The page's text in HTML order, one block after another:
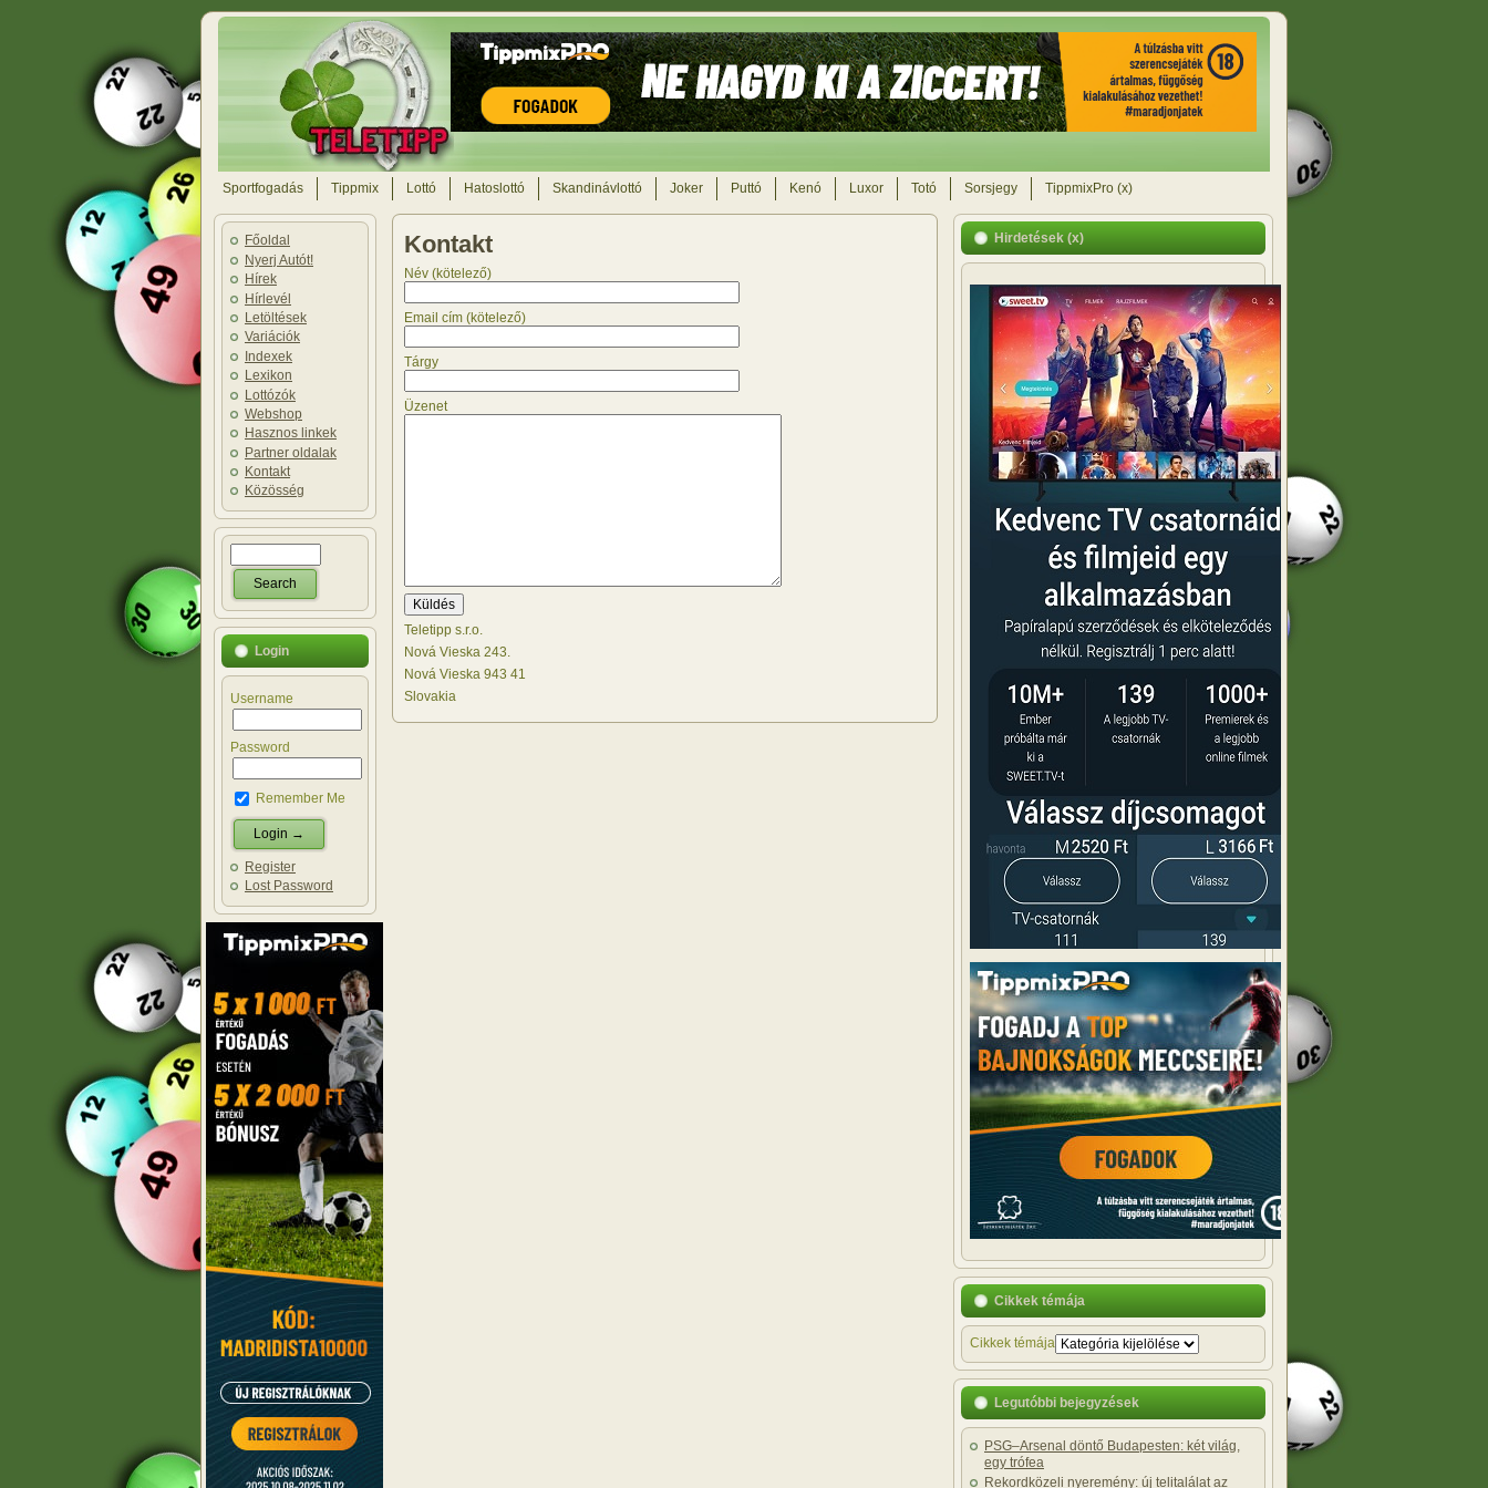
Sportfogadás Tippmix Lottó Hatoslottó Skandinávlottó Joker Puttó Kenó Luxor Totó Sorsjegy TippmixPro (x)
Főoldal
Nyerj Autót!
Hírek
Hírlevél
Letöltések
Variációk
Indexek
Lexikon
Lottózók
Webshop
Hasznos linkek
Partner oldalak
Kontakt
Közösség
Login
Username
Password
Remember Me
Register
Lost Password
Kontakt
Név (kötelező)
Email cím (kötelező)
Tárgy
Üzenet
Teletipp s.r.o.
Nová Vieska 243.
Nová Vieska 943 41
Slovakia
Hirdetések (x)
Cikkek témája
Cikkek témája
Legutóbbi bejegyzések
PSG–Arsenal döntő Budapesten: két világ,
egy trófea
Rekordközeli nyeremény: új telitalálat az